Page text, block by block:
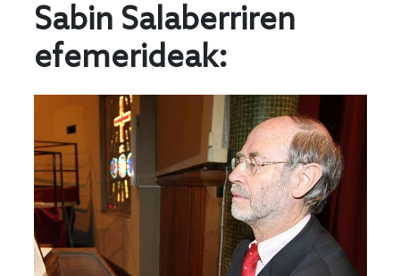
Sabin Salaberriren
efemerideak: